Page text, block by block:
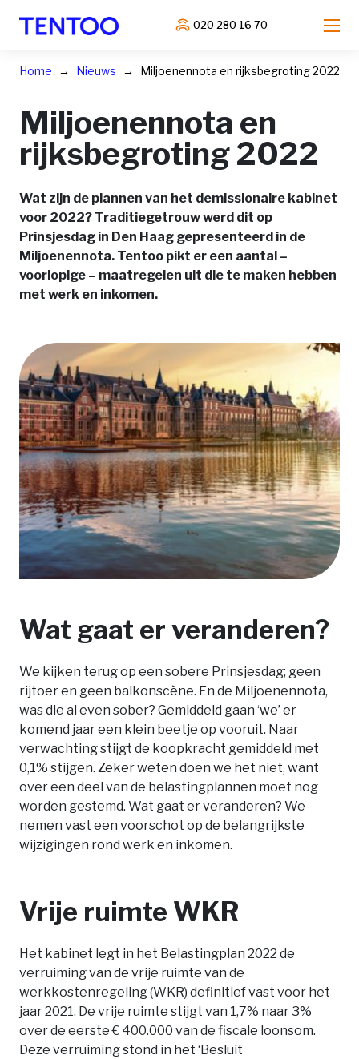
020 280 16 70
Home Nieuws Miljoenennota en rijksbegroting 2022
Miljoenennota en
rijksbegroting 2022
Wat zijn de plannen van het demissionaire kabinet
voor 2022? Traditiegetrouw werd dit op
Prinsjesdag in Den Haag gepresenteerd in de
Miljoenennota. Tentoo pikt er een aantal –
voorlopige – maatregelen uit die te maken hebben
met werk en inkomen.
Wat gaat er veranderen?
We kijken terug op een sobere Prinsjesdag; geen
rijtoer en geen balkonscène. En de Miljoenennota,
was die al even sober? Gemiddeld gaan ‘we’ er
komend jaar een klein beetje op vooruit. Naar
verwachting stijgt de koopkracht gemiddeld met
0,1% stijgen. Zeker weten doen we het niet, want
over een deel van de belastingplannen moet nog
worden gestemd. Wat gaat er veranderen? We
nemen vast een voorschot op de belangrijkste
wijzigingen rond werk en inkomen.
Vrije ruimte WKR
Het kabinet legt in het Belastingplan 2022 de
verruiming van de vrije ruimte van de
werkkostenregeling (WKR) definitief vast voor het
jaar 2021. De vrije ruimte stijgt van 1,7% naar 3%
over de eerste € 400.000 van de fiscale loonsom.
Deze verruiming stond in het ‘Besluit